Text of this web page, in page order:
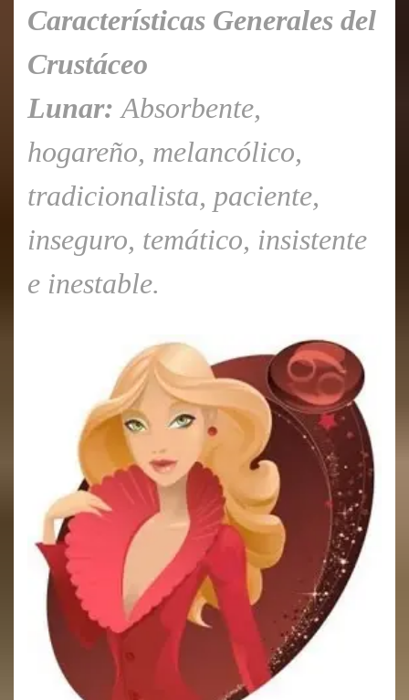
Características Generales del
Crustáceo
Lunar: Absorbente,
hogareño, melancólico,
tradicionalista, paciente,
inseguro, temático, insistente
e inestable.